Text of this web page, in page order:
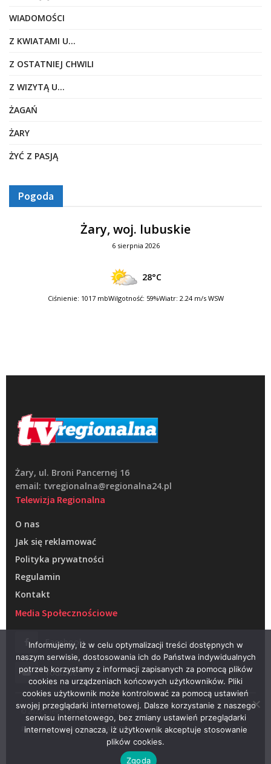
WIADOMOŚCI
Z KWIATAMI U…
Z OSTATNIEJ CHWILI
Z WIZYTĄ U…
ŻAGAŃ
ŻARY
ŻYĆ Z PASJĄ
Pogoda
Żary, woj. lubuskie
6 sierpnia 2026
28°C
Ciśnienie: 1017 mbWilgotność: 59%Wiatr: 2.24 m/s WSW
Żary, ul. Broni Pancernej 16
email: tvregionalna@regionalna24.pl
Telewizja Regionalna
O nas
Jak się reklamować
Polityka prywatności
Regulamin
Kontakt
Media Społecznościowe
Facebook
Youtube
© 2022 – Telewizja Regionalna w Żarach
Projektowanie stron WWW –RAGACOM
Informujemy, iż w celu optymalizacji treści dostępnych w
naszym serwisie, dostosowania ich do Państwa indywidualnych
potrzeb korzystamy z informacji zapisanych za pomocą plików
cookies na urządzeniach końcowych użytkowników. Pliki
cookies użytkownik może kontrolować za pomocą ustawień
swojej przeglądarki internetowej. Dalsze korzystanie z naszego
serwisu internetowego, bez zmiany ustawień przeglądarki
internetowej oznacza, iż użytkownik akceptuje stosowanie
plików cookies.
Zgoda